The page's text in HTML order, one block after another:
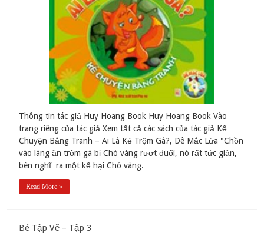
Thông tin tác giả Huy Hoang Book Huy Hoang Book Vào
trang riêng của tác giả Xem tất cả các sách của tác giả Kể
Chuyện Bằng Tranh – Ai Là Kẻ Trộm Gà?, Dê Mắc Lừa "Chồn
vào làng ăn trộm gà bị Chó vàng rượt đuổi, nó rất tức giận,
bèn nghĩ ra một kế hại Chó vàng. …
Read More »
Bé Tập Vẽ – Tập 3